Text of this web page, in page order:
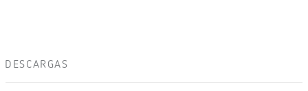
DESCARGAS